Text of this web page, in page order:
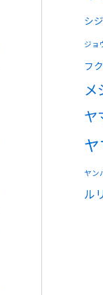
シ
ジョ
フ
メ
ヤ
ヤン
ル